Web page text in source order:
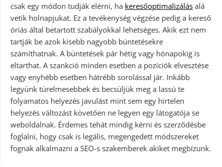
csak egy módon tudják elérni, ha keresőoptimalizálás alá
vetik holnapjukat. Ez a tevékenység végzése pedig a kereső
óriás által betartott szabályokkal lehetséges. Akik ezt nem
tartják be azok kisebb nagyobb büntetésekre
számíthatnak. A büntetések pár hétig vagy hónapokig is
eltarthat. A szankció minden esetben a pozíciók elvesztése
vagy enyhébb esetben hátrébb sorolással jár. Inkább
legyünk türelmesebbek és becsüljük meg a lassú te
folyamatos helyezés javulást mint sem egy hirtelen
helyezés változást követően ne legyen egy látogatója se
weboldalnak. Érdemes tehát mindig kérni és szerződésbe
foglalni, hogy csak is legális, megengedett módszereket
fognak alkalmazni a SEO-s szakemberek akiket megbízunk.